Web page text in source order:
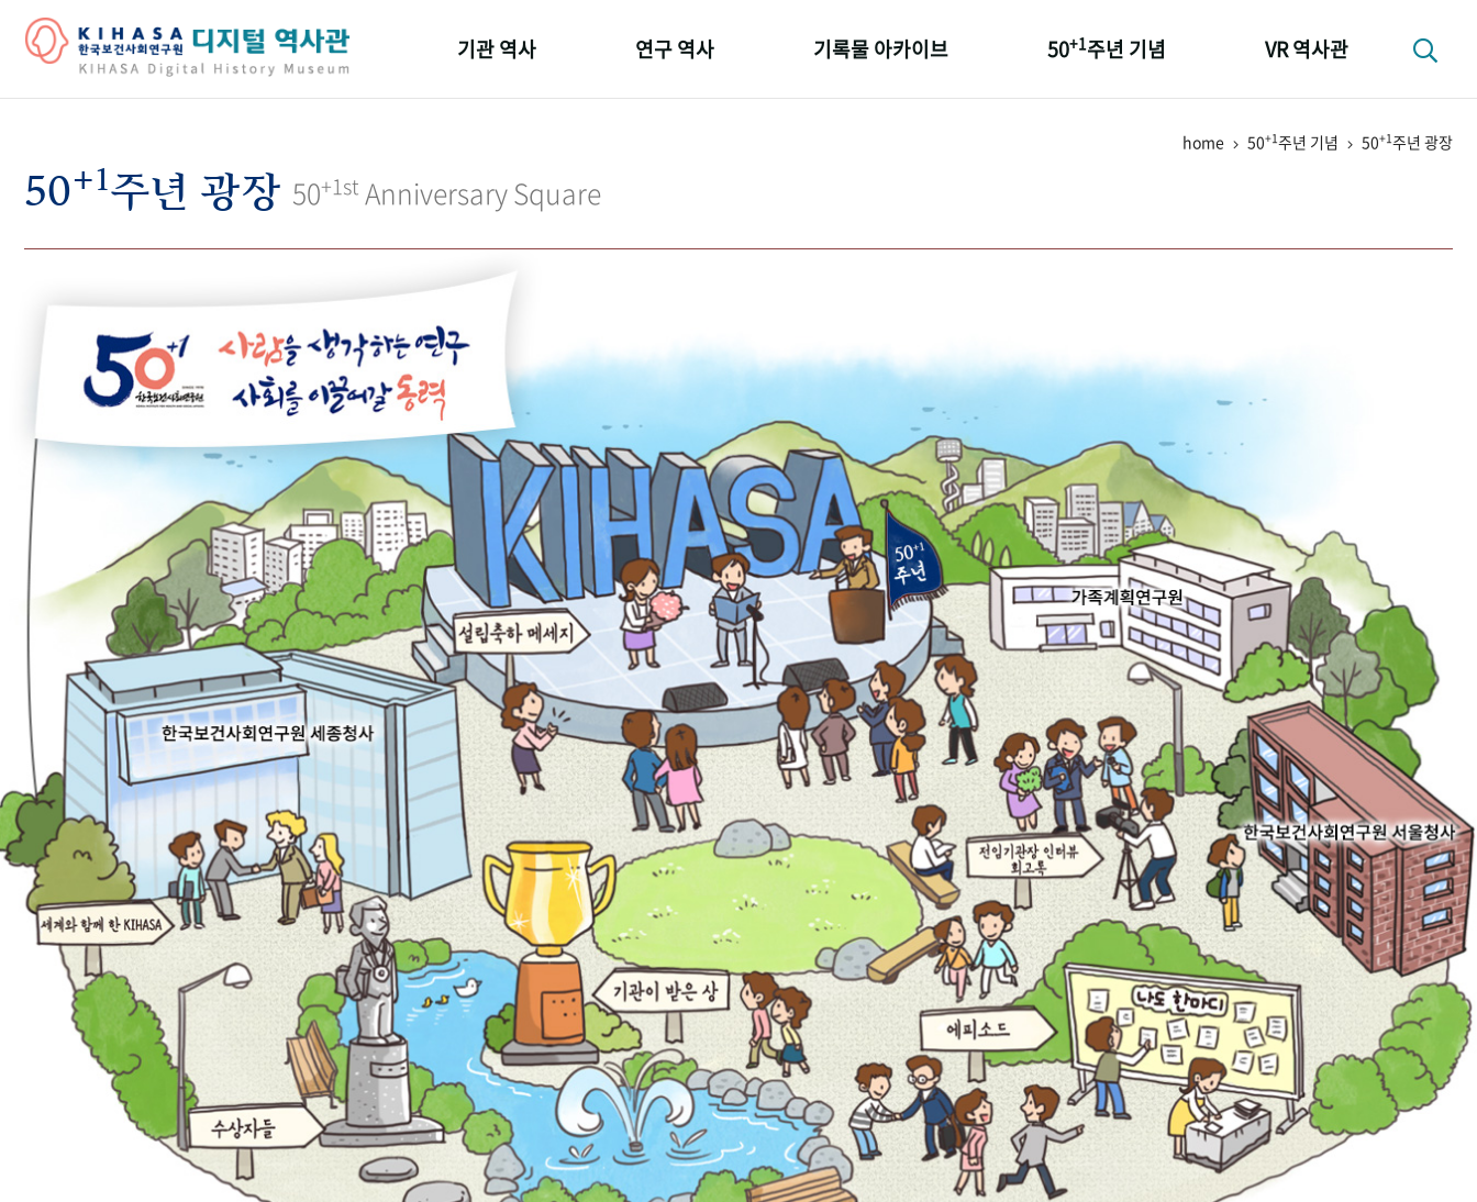
기관 역사
역대 기관장
연구 역사 기록물 아카이브 50+1주년 기념 VR 역사관
home 50+1주년 기념 50+1주년 광장
50+1주년 광장 50+1st Anniversary Square